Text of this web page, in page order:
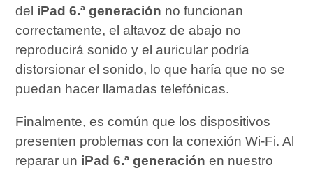
del iPad 6.ª generación no funcionan
correctamente, el altavoz de abajo no
reproducirá sonido y el auricular podría
distorsionar el sonido, lo que haría que no se
puedan hacer llamadas telefónicas.
Finalmente, es común que los dispositivos
presenten problemas con la conexión Wi-Fi. Al
reparar un iPad 6.ª generación en nuestro